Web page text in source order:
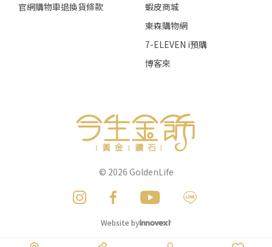
官網購物車退換貨條款
蝦皮商城
東森購物網
7-ELEVEN i預購
博客來
© 2026 GoldenLife
Website by